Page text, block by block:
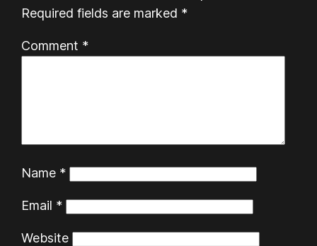
Required fields are marked *
Comment *
Name *
Email *
Website